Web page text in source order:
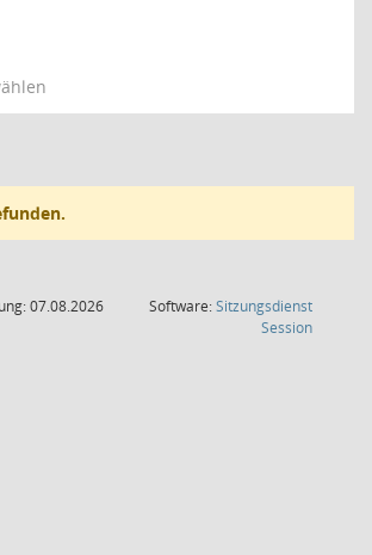
07.08.2026
Software:Sitzungsdienst
Session(Wird in